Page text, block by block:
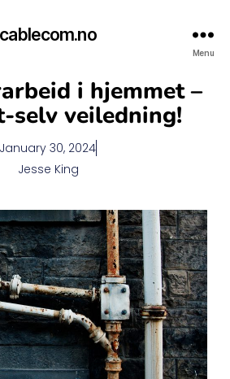
cablecom.no
Menu
i hjemmet –
selv veiledning!
January 30, 2024
Jesse King